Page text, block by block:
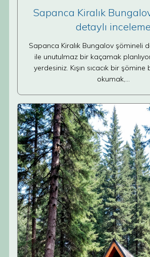
Sapanca Kiralık
detaylı inceleme
Sapanca Kiralık Bungalov şömineli
ile unutulmaz bir kaçamak
yerdesiniz. Kışın sıcacık bir
okumak,…